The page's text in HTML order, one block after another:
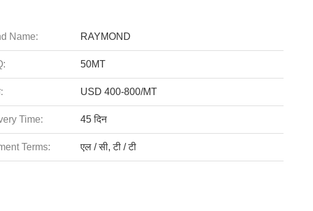
Name: RAYMOND
50MT
USD 400-800/MT
Time: 45 दिन
Terms: एल / सी, टी / टी